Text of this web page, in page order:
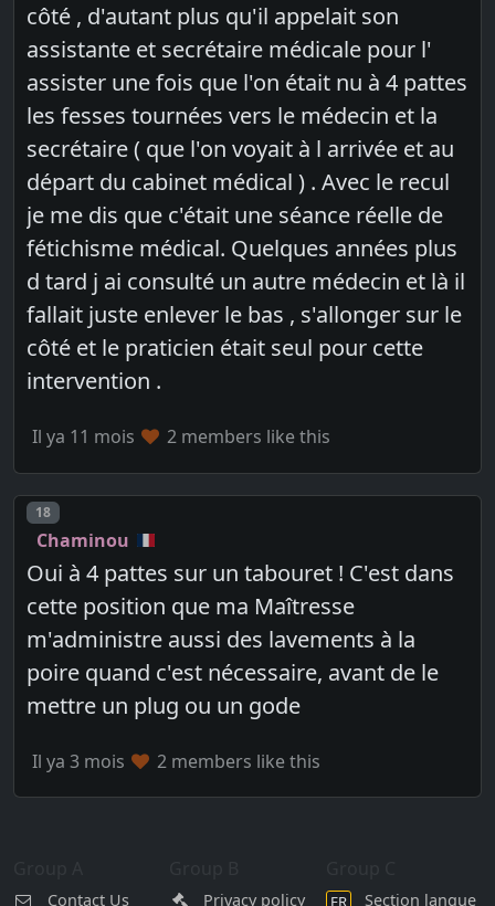
côté , d'autant plus qu'il appelait son
assistante et secrétaire médicale pour l'
assister une fois que l'on était nu à 4 pattes
les fesses tournées vers le médecin et la
secrétaire ( que l'on voyait à l arrivée et au
départ du cabinet médical ) . Avec le recul
je me dis que c'était une séance réelle de
fétichisme médical. Quelques années plus
d tard j ai consulté un autre médecin et là il
fallait juste enlever le bas , s'allonger sur le
côté et le praticien était seul pour cette
intervention .
Il ya 11 mois 2 members like this
Post number
18
Chaminou
Oui à 4 pattes sur un tabouret ! C'est dans
cette position que ma Maîtresse
m'administre aussi des lavements à la
poire quand c'est nécessaire, avant de le
mettre un plug ou un gode
Il ya 3 mois 2 members like this
Contact Us Privacy policy FR Section langue